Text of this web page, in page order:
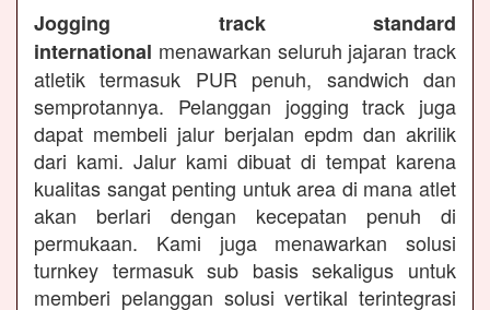
Jogging track standard
international menawarkan seluruh jajaran track
atletik termasuk PUR penuh, sandwich dan
semprotannya. Pelanggan jogging track juga
dapat membeli jalur berjalan epdm dan akrilik
dari kami. Jalur kami dibuat di tempat karena
kualitas sangat penting untuk area di mana atlet
akan berlari dengan kecepatan penuh di
permukaan. Kami juga menawarkan solusi
turnkey termasuk sub basis sekaligus untuk
memberi pelanggan solusi vertikal terintegrasi